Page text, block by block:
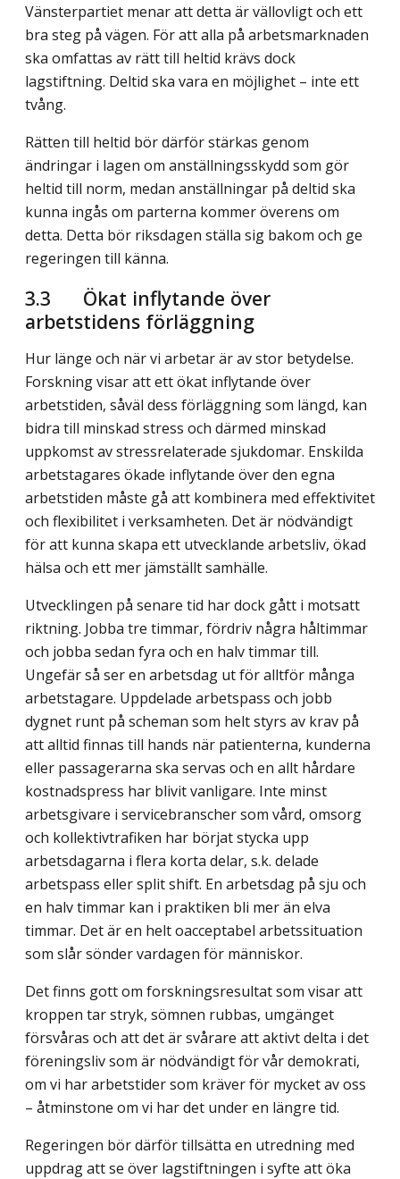
Vänsterpartiet menar att detta är vällovligt och ett
bra steg på vägen. För att alla på arbetsmarknaden
ska omfattas av rätt till heltid krävs dock
lagstiftning. Deltid ska vara en möjlighet – inte ett
tvång.
Rätten till heltid bör därför stärkas genom
ändringar i lagen om anställningsskydd som gör
heltid till norm, medan anställningar på deltid ska
kunna ingås om parterna kommer överens om
detta. Detta bör riksdagen ställa sig bakom och ge
regeringen till känna.
3.3 Ökat inflytande över
arbetstidens förläggning
Hur länge och när vi arbetar är av stor betydelse.
Forskning visar att ett ökat inflytande över
arbetstiden, såväl dess förläggning som längd, kan
bidra till minskad stress och därmed minskad
uppkomst av stressrelaterade sjukdomar. Enskilda
arbetstagares ökade inflytande över den egna
arbetstiden måste gå att kombinera med effektivitet
och flexibilitet i verksamheten. Det är nödvändigt
för att kunna skapa ett utvecklande arbetsliv, ökad
hälsa och ett mer jämställt samhälle.
Utvecklingen på senare tid har dock gått i motsatt
riktning. Jobba tre timmar, fördriv några håltimmar
och jobba sedan fyra och en halv timmar till.
Ungefär så ser en arbetsdag ut för alltför många
arbetstagare. Uppdelade arbetspass och jobb
dygnet runt på scheman som helt styrs av krav på
att alltid finnas till hands när patienterna, kunderna
eller passagerarna ska servas och en allt hårdare
kostnadspress har blivit vanligare. Inte minst
arbetsgivare i servicebranscher som vård, omsorg
och kollektivtrafiken har börjat stycka upp
arbetsdagarna i flera korta delar, s.k. delade
arbetspass eller split shift. En arbetsdag på sju och
en halv timmar kan i praktiken bli mer än elva
timmar. Det är en helt oacceptabel arbetssituation
som slår sönder vardagen för människor.
Det finns gott om forskningsresultat som visar att
kroppen tar stryk, sömnen rubbas, umgänget
försvåras och att det är svårare att aktivt delta i det
föreningsliv som är nödvändigt för vår demokrati,
om vi har arbetstider som kräver för mycket av oss
– åtminstone om vi har det under en längre tid.
Regeringen bör därför tillsätta en utredning med
uppdrag att se över lagstiftningen i syfte att öka